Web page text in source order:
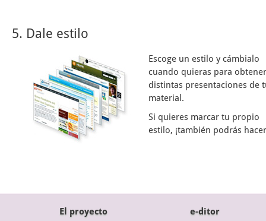
5. Dale estilo
Escoge un estilo y cámbialo
cuando quieras para obtener
distintas presentaciones de
material.
Si quieres marcar tu propio
estilo, ¡también podrás
El proyecto e-ditor